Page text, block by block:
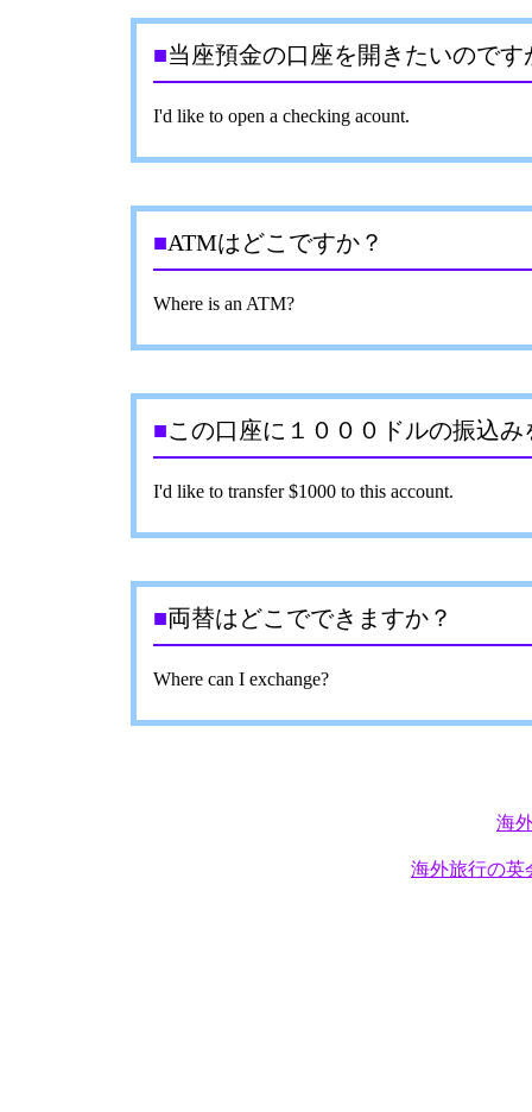
■当座預金の口座を開きたいのです
I'd like to open a checking acount.
■ATMはどこですか？
Where is an ATM?
■この口座に１０００ドルの振込
I'd like to transfer $1000 to this account.
■両替はどこでできますか？
Where can I exchange?
海
海外旅行の英